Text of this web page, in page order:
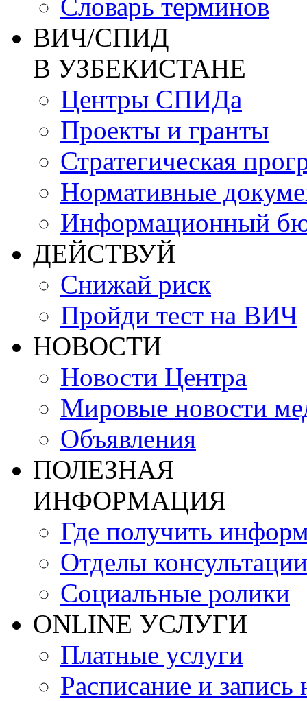
Словарь терминов
ВИЧ/СПИД
В УЗБЕКИСТАНЕ
Центры СПИДа
Проекты и гранты
Стратегическая
Нормативные
Информационный
ДЕЙСТВУЙ
Снижай риск
Пройди тест на ВИЧ
НОВОСТИ
Новости Центра
Мировые новости
Объявления
ПОЛЕЗНАЯ
ИНФОРМАЦИЯ
Где получить
Отделы консультации
Социальные ролики
ONLINE УСЛУГИ
Платные услуги
Расписание и запись